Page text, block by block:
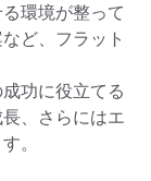
環境が整って
ど、フラット
功に役立てる
、さらにはエ
。